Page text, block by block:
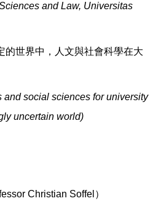
and Law, Universitas
的世界中，人文與社會科學在大
and social sciences for university
uncertain world)
Christian Soffel）